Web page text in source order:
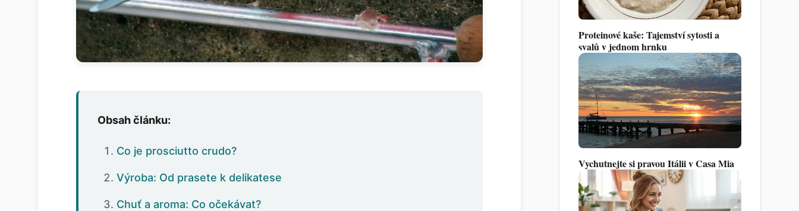
Obsah článku:
Co je prosciutto crudo?
Výroba: Od prasete k delikatese
Chuť a aroma: Co očekávat?
Proteinové kaše: Tajemství sytosti a
svalů v jednom hrnku
Vychutnejte si pravou Itálii v Casa Mia